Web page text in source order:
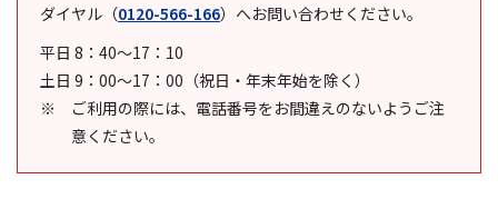
ダイヤル （0120-566-166） へお問い合わせください。
平日 8：40～17：10
土日 9：00～17：00（祝日・年末年始を除く）
ご利用の際には、電話番号をお間違えのないようご注
意ください。